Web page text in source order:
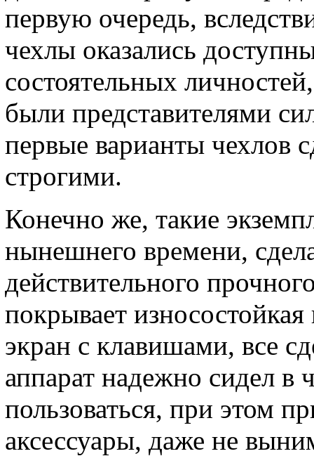
первую очередь,
чехлы оказались
состоятельных
были представителями
первые варианты чехлов
строгими.
Конечно же, такие
нынешнего времени,
действительного
покрывает
экран с клавишами, все
аппарат надежно сидел
пользоваться, при этом
аксессуары, даже не